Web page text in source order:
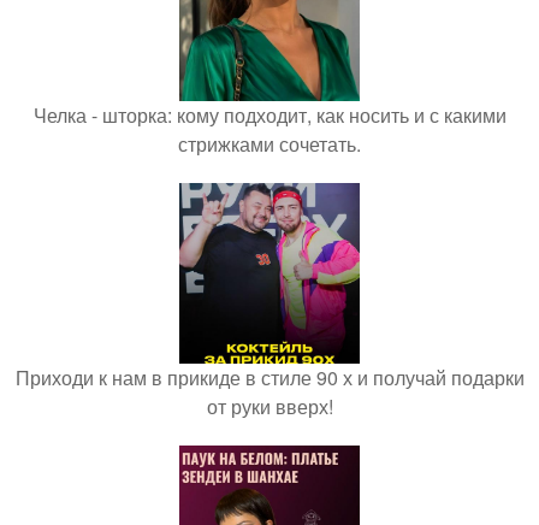
Челка - шторка: кому подходит, как носить и с какими
стрижками сочетать.
Приходи к нам в прикиде в стиле 90 х и получай подарки
от руки вверх!